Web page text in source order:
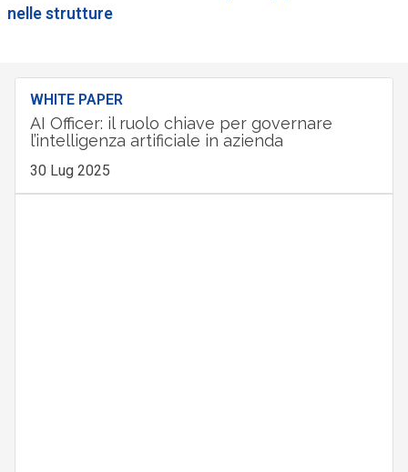
nelle strutture
WHITE PAPER
AI Officer: il ruolo chiave per governare
l’intelligenza artificiale in azienda
30 Lug 2025